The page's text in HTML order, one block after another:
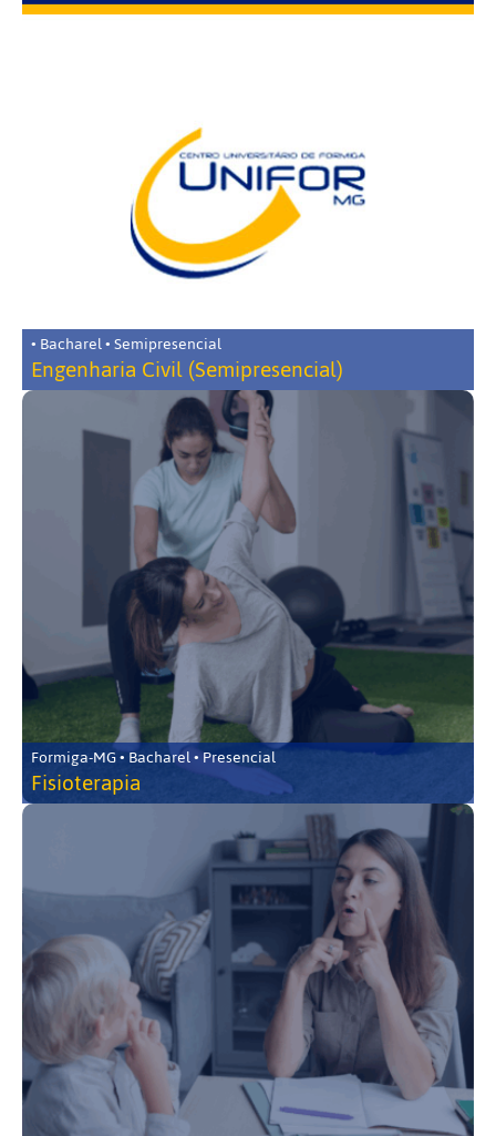
• Bacharel • Semipresencial
Engenharia Civil (Semipresencial)
Formiga-MG • Bacharel • Presencial
Fisioterapia